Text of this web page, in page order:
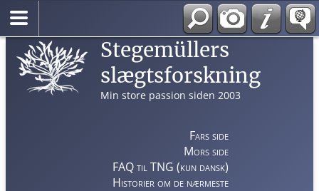
Stegemüllers
slægtsforskning
Min store passion siden 2003
Fars side
Mors side
FAQ til TNG (kun dansk)
Historier om de nærmeste